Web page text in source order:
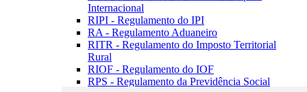
Internacional
RIPI - Regulamento do IPI
RA - Regulamento Aduaneiro
RITR - Regulamento do Imposto Territorial
Rural
RIOF - Regulamento do IOF
RPS - Regulamento da Previdência Social